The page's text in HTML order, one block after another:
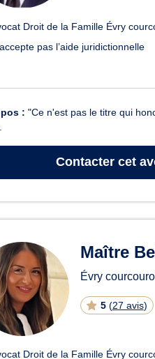
Droit de la Famille Évry
pas l’aide juridictionnelle
: "Ce n'est pas le titre qui
Contactercet
Maître
Évry
5 (27 avis)
Droit de la Famille Évry